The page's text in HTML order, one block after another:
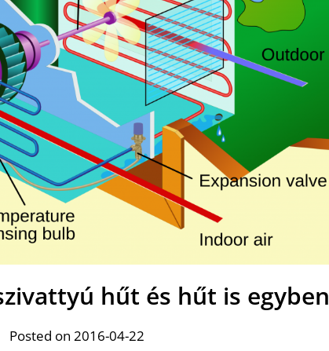
hűt és hűt is egyben
Posted on 2016-04-22